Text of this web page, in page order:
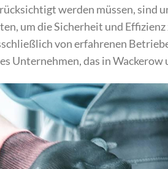
werden müssen, sind
um die Sicherheit und
von erfahrenen
Unternehmen, das in